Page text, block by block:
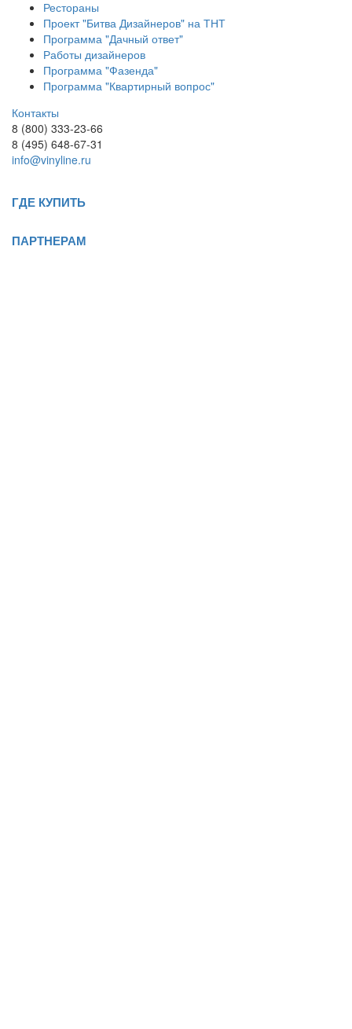
Рестораны
Проект "Битва Дизайнеров" на ТНТ
Программа "Дачный ответ"
Работы дизайнеров
Программа "Фазенда"
Программа "Квартирный вопрос"
Контакты
8 (800) 333-23-66
8 (495) 648-67-31
info@vinyline.ru
ГДЕ КУПИТЬ
ПАРТНЕРАМ